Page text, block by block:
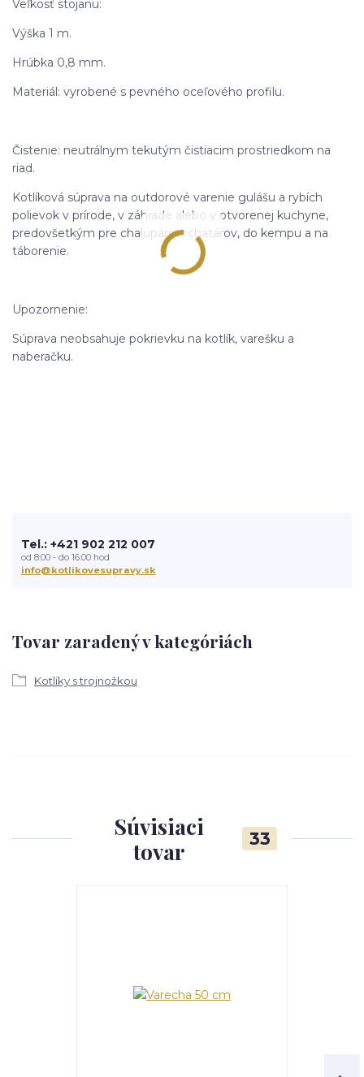
Veľkosť stojanu:
Výška 1 m.
Hrúbka 0,8 mm.
Materiál: vyrobené s pevného oceľového profilu.
Čistenie: neutrálnym tekutým čistiacim prostriedkom na
riad.
Kotlíková súprava na outdorové varenie gulášu a rybích
polievok v prírode, v záhrade alebo v otvorenej kuchyne,
predovšetkým pre chalupárov, chatárov, do kempu a na
táborenie.
Upozornenie:
Súprava neobsahuje pokrievku na kotlík, varešku a
naberačku.
Tovar zaradený v kategóriách
Kotlíky s trojnožkou
Tel.: +421 902 212 007
od 8:00 - do 16:00 hod
info@kotlikovesupravy.sk
Súvisiaci
tovar
33